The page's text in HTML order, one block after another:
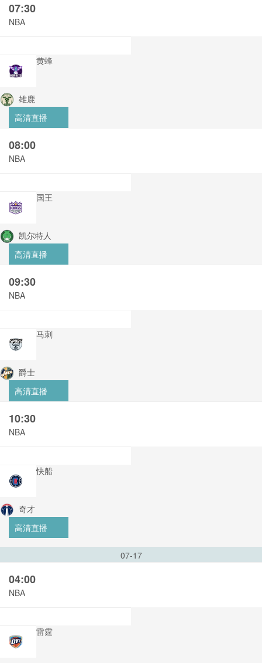
07:30
NBA
黄蜂
雄鹿
高清直播
08:00
NBA
国王
凯尔特人
高清直播
09:30
NBA
马刺
爵士
高清直播
10:30
NBA
快船
奇才
高清直播
07-17
04:00
NBA
雷霆